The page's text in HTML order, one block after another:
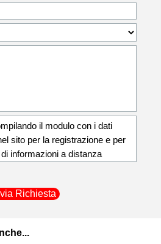
il modulo con i dati
sito per la registrazione e per
informazioni a distanza
Degidio Auto srl a comunicare i
ai corrieri di fiducia
indirizzo.